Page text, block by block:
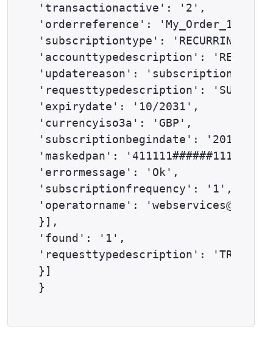
'transactionactive': '2',
'orderreference': 'My_Order_123',
'subscriptiontype': 'RECURRING',
'accounttypedescription': 'RECUR',
'updatereason': 'subscription',
'requesttypedescription':
'expirydate': '10/2031',
'currencyiso3a': 'GBP',
'subscriptionbegindate': '2018-01-
'maskedpan': '411111######1111',
'errormessage': 'Ok',
'subscriptionfrequency': '1',
'operatorname':
}],
'found': '1',
'requesttypedescription':
}]